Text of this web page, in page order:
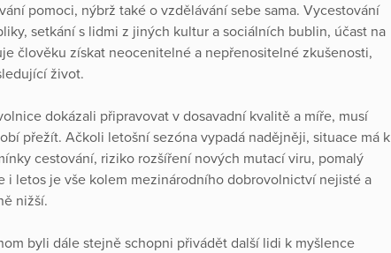
pomoci, nýbrž také o vzdělávání sebe sama. Vycestování
setkání s lidmi z jiných kultur a sociálních bublin, účast na
člověku získat neocenitelné a nepřenositelné zkušenosti,
život.
dokázali připravovat v dosavadní kvalitě a míře, musí
přežít. Ačkoli letošní sezóna vypadá nadějněji, situace má k
cestování, riziko rozšíření nových mutací viru, pomalý
i letos je vše kolem mezinárodního dobrovolnictví nejisté a
nižší.
byli dále stejně schopni přivádět další lidi k myšlence